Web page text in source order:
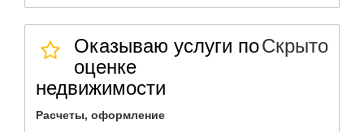
Оказываю услуги по
оценке
недвижимости
Скрыто
Расчеты, оформление